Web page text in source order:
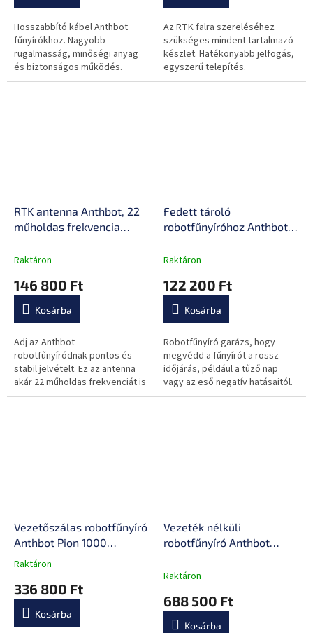
Hosszabbító kábel Anthbot
fűnyírókhoz. Nagyobb
rugalmasság, minőségi anyag
és biztonságos működés.
Az RTK falra szereléséhez
szükséges mindent tartalmazó
készlet. Hatékonyabb jelfogás,
egyszerű telepítés.
RTK antenna Anthbot, 22
műholdas frekvencia
csatlakozás
Raktáron
146 800 Ft
Kosárba
Adj az Anthbot
robotfűnyíródnak pontos és
stabil jelvételt. Ez az antenna
akár 22 műholdas frekvenciát is
támogat, és 55 másodperc alatt
Fedett tároló
robotfűnyíróhoz Anthbot,
Raktáron
122 200 Ft
Kosárba
Robotfűnyíró garázs, hogy
megvédd a fűnyírót a rossz
időjárás, például a tűző nap
vagy az eső negatív hatásaitól.
Vezetőszálas robotfűnyíró
Anthbot Pion 1000
(1000m²-ig),
térképezés, Bluetooth,
mAh,24° (45 %)
A
átlagos
értékelése
Raktáron
336 800 Ft
Kosárba
Vezeték nélküli
robotfűnyíró Anthbot
RTK, 3D vision, 120 perc
GPS, VSLAN, kamerák,
13kg
Raktáron
688 500 Ft
Kosárba